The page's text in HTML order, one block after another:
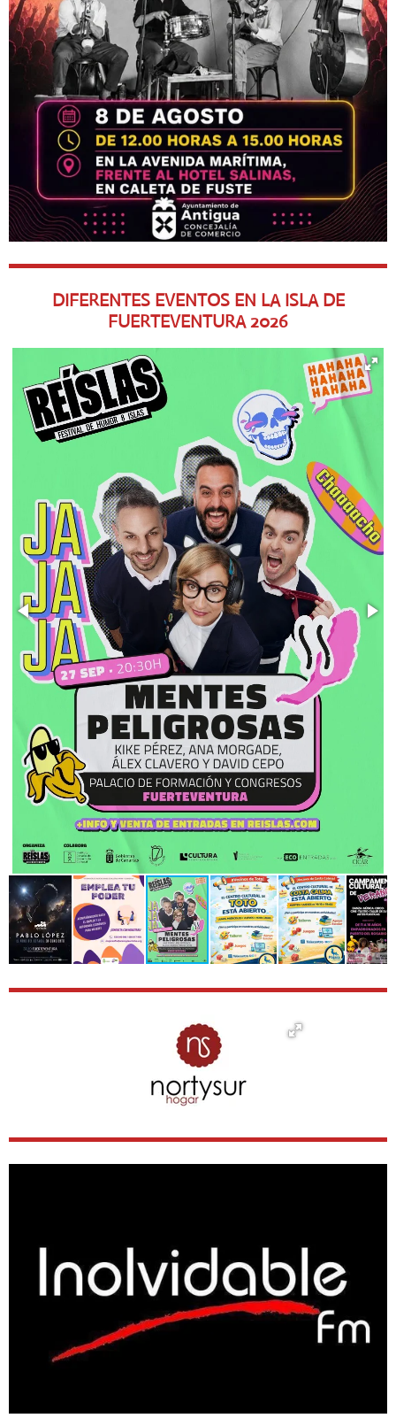
DIFERENTES EVENTOS EN LA ISLA DE
FUERTEVENTURA2026